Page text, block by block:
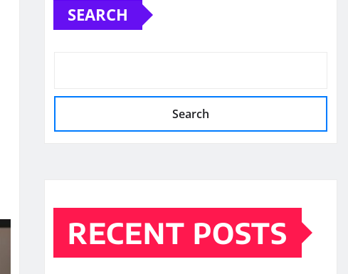
SEARCH
Search
RECENT POSTS